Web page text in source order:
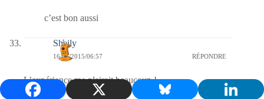
c’est bon aussi
Sheily
16/03/2015/06:57 RÉPONDRE
L’expérience me plairait beaucoup !